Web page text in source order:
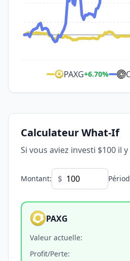
PAXG+6.70%
Calculateur What-If
Si vous aviez investi $100 il
Montant: $
PAXG
Valeur actuelle:
Profit/Perte: